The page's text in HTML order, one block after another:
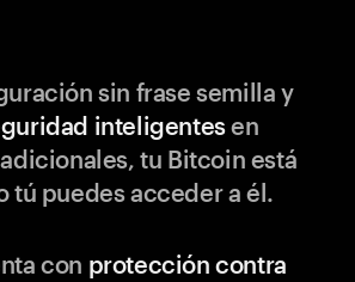
sin frase semilla y
inteligentesen
tu Bitcoin está
tú puedes acceder a él.
con protección contra